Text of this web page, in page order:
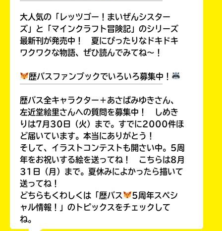
大人気の「レッツゴー！まいぜんシスター
ズ」と「マインクラフト冒険記」のシリーズ
最新刊が発売中！ 夏にぴったりなドキドキ
ワクワクな物語、ぜひ読んでみてね～！
歴バスファンブックでいろいろ募集中！
歴バス全キャラクター＋あさばみゆきさん、
左近堂絵里さんへの質問を募集中！ しめき
りは7月30日（火）まで。すでに2000件ほ
ど届いています。本当にありがとう！
そして、イラストコンテストも開さい中。5周
年をお祝いする絵を送ってね！ こちらは8月
31日（月）まで。夏休みによかったら描いて
送ってね！
どちらもくわしくは「歴バス
5周年スペシ
ャル情報！」のトピックスをチェックして
ね。